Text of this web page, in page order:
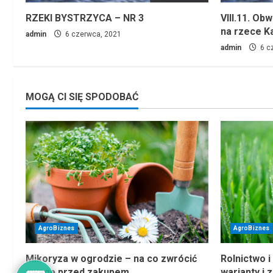
RZEKI BYSTRZYCA – NR 3
admin 6 czerwca, 2021
VIII.11.
na rzece
admin 6
MOGĄ CI SIĘ SPODOBAĆ
AgroBiznes
Mikoryza w ogrodzie – na co zwrócić
AgroBiznes
Rolnictwo